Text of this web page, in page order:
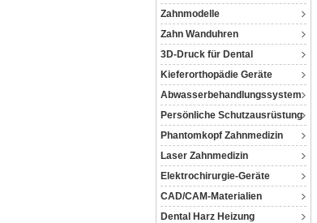
Zahnmodelle
Zahn Wanduhren
3D-Druck für Dental
Kieferorthopädie Geräte
Abwasserbehandlungssystem
Persönliche Schutzausrüstung
Phantomkopf Zahnmedizin
Laser Zahnmedizin
Elektrochirurgie-Geräte
CAD/CAM-Materialien
Dental Harz Heizung